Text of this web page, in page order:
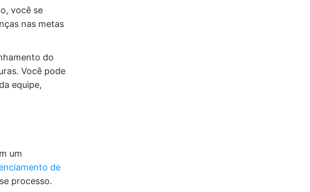
você se
nas metas
do
Você pode
equipe,
um
de
processo.